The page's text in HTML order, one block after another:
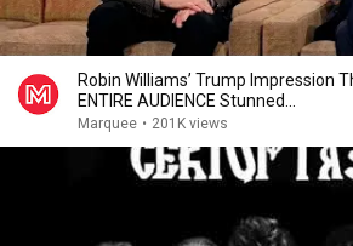
Robin Williams’ Trump Impression
ENTIRE AUDIENCE Stunned...
Marquee • 201K views